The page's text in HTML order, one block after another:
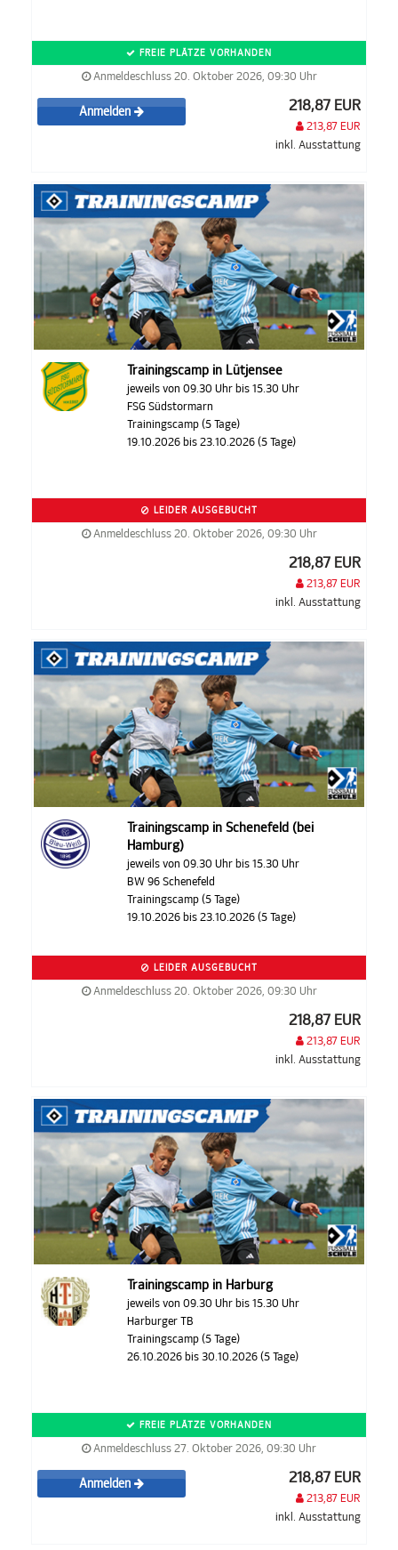
FREIE PLÄTZE VORHANDEN
Anmeldeschluss 20. Oktober 2026, 09:30 Uhr
Anmelden 218,87 EUR
213,87 EUR
inkl. Ausstattung
Trainingscamp in Lütjensee
jeweils von 09.30 Uhr bis 15.30 Uhr
FSG Südstormarn
Trainingscamp (5 Tage)
19.10.2026 bis 23.10.2026 (5 Tage)
LEIDER AUSGEBUCHT
Anmeldeschluss 20. Oktober 2026, 09:30 Uhr
218,87 EUR
213,87 EUR
inkl. Ausstattung
Trainingscamp in Schenefeld (bei
Hamburg)
jeweils von 09.30 Uhr bis 15.30 Uhr
BW 96 Schenefeld
Trainingscamp (5 Tage)
19.10.2026 bis 23.10.2026 (5 Tage)
LEIDER AUSGEBUCHT
Anmeldeschluss 20. Oktober 2026, 09:30 Uhr
218,87 EUR
213,87 EUR
inkl. Ausstattung
Trainingscamp in Harburg
jeweils von 09.30 Uhr bis 15.30 Uhr
Harburger TB
Trainingscamp (5 Tage)
26.10.2026 bis 30.10.2026 (5 Tage)
FREIE PLÄTZE VORHANDEN
Anmeldeschluss 27. Oktober 2026, 09:30 Uhr
Anmelden 218,87 EUR
213,87 EUR
inkl. Ausstattung